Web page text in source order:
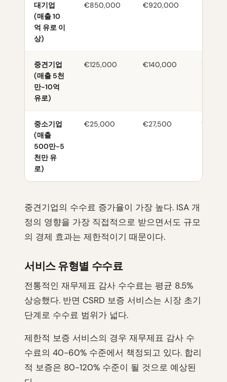
대기업
(매출 10
억 유로 이
상)
€850,000 €920,000
중견기업
(매출 5천
만-10억
유로)
€125,000 €140,000 12.0%
중소기업
(매출
500만-5
천만 유
로)
€25,000 €27,500 10.0%
중견기업의 수수료 증가율이 가장 높다. ISA 개
정의 영향을 가장 직접적으로 받으면서도 규모
의 경제 효과는 제한적이기 때문이다.
서비스 유형별 수수료
전통적인 재무제표 감사 수수료는 평균 8.5%
상승했다. 반면 CSRD 보증 서비스는 시장 초기
단계로 수수료 범위가 넓다.
제한적 보증 서비스의 경우 재무제표 감사 수
수료의 40-60% 수준에서 책정되고 있다. 합리
적 보증은 80-120% 수준이 될 것으로 예상된